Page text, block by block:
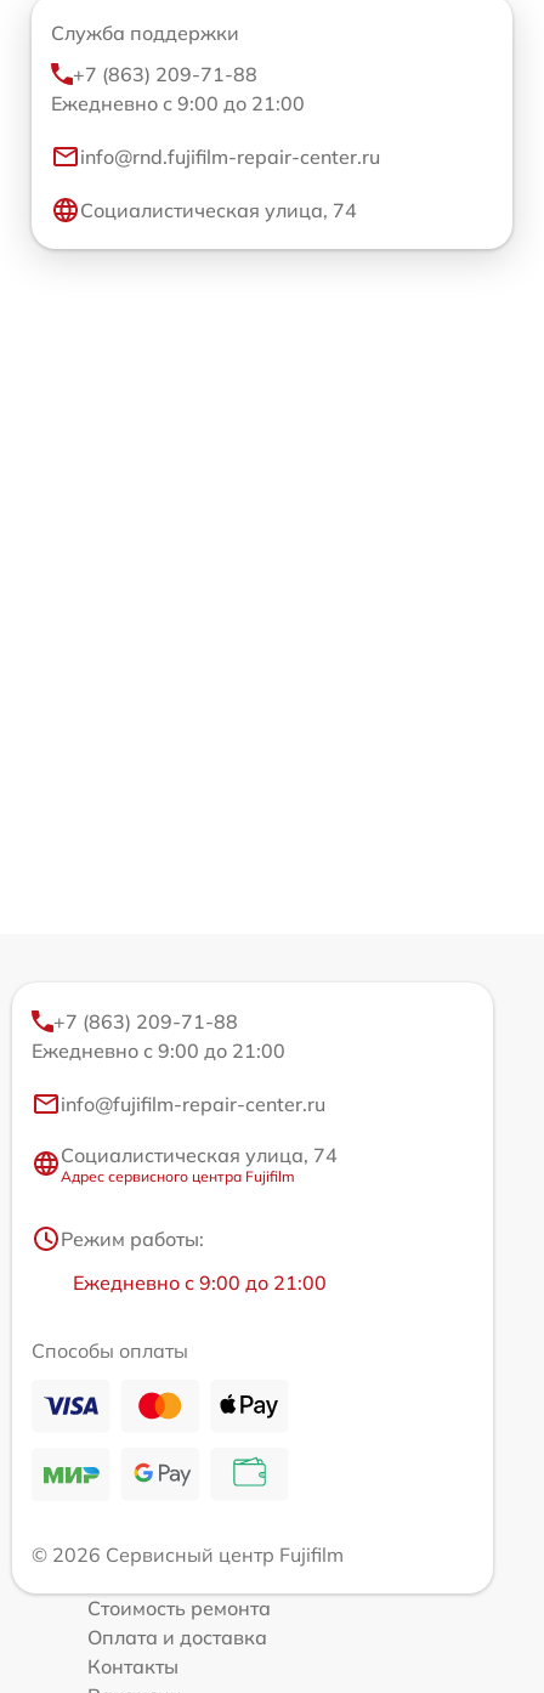
Служба поддержки
+7 (863) 209-71-88
Ежедневно с 9:00 до 21:00
info@rnd.fujifilm-repair-center.ru
Социалистическая улица, 74
+7 (863) 209-71-88
Ежедневно с 9:00 до 21:00
info@fujifilm-repair-center.ru
Социалистическая улица, 74
Адрес сервисного центра Fujifilm
Режим работы:
Ежедневно с 9:00 до 21:00
Способы оплаты
© 2026 Сервисный центр Fujifilm
Стоимость ремонта
Оплата и доставка
Контакты